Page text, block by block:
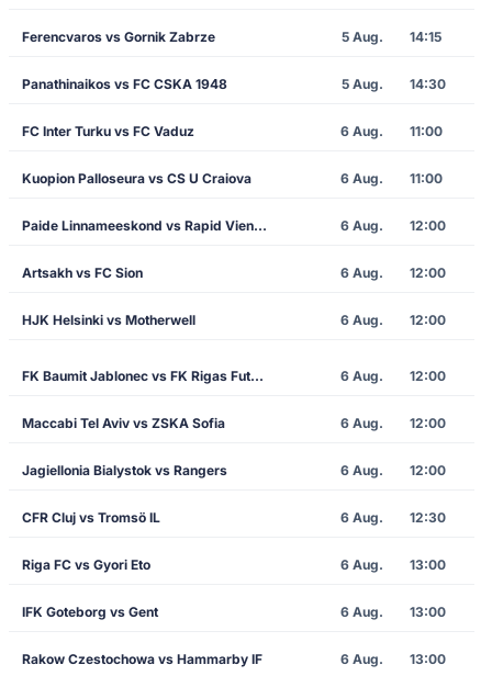
Ferencvaros vs Gornik Zabrze 5 Aug. 14:15
Panathinaikos vs FC CSKA 1948 5 Aug. 14:30
FC Inter Turku vs FC Vaduz 6 Aug. 11:00
Kuopion Palloseura vs CS U Craiova 6 Aug. 11:00
Paide Linnameeskond vs Rapid Vienna 6 Aug. 12:00
Artsakh vs FC Sion 6 Aug. 12:00
HJK Helsinki vs Motherwell 6 Aug. 12:00
FK Baumit Jablonec vs FK Rigas Futbola Skola 6 Aug. 12:00
Maccabi Tel Aviv vs ZSKA Sofia 6 Aug. 12:00
Jagiellonia Bialystok vs Rangers 6 Aug. 12:00
CFR Cluj vs Tromsö IL 6 Aug. 12:30
Riga FC vs Gyori Eto 6 Aug. 13:00
IFK Goteborg vs Gent 6 Aug. 13:00
Rakow Czestochowa vs Hammarby IF 6 Aug. 13:00